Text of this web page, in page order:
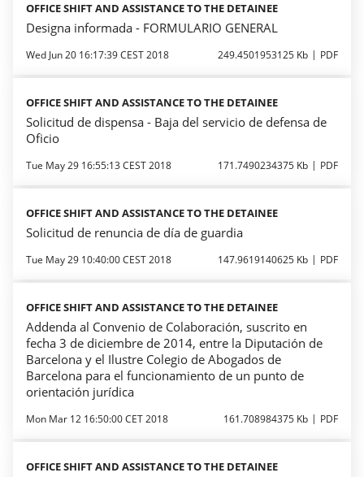
OFFICE SHIFT AND ASSISTANCE TO THE DETAINEE
Designa informada - FORMULARIO GENERAL
Wed Jun 20 16:17:39 CEST 2018 249.4501953125 Kb PDF
OFFICE SHIFT AND ASSISTANCE TO THE DETAINEE
Solicitud de dispensa - Baja del servicio de defensa de
Oficio
Tue May 29 16:55:13 CEST 2018 171.7490234375 Kb PDF
OFFICE SHIFT AND ASSISTANCE TO THE DETAINEE
Solicitud de renuncia de día de guardia
Tue May 29 10:40:00 CEST 2018 147.9619140625 Kb PDF
OFFICE SHIFT AND ASSISTANCE TO THE DETAINEE
Addenda al Convenio de Colaboración, suscrito en
fecha 3 de diciembre de 2014, entre la Diputación de
Barcelona y el Ilustre Colegio de Abogados de
Barcelona para el funcionamiento de un punto de
orientación jurídica
Mon Mar 12 16:50:00 CET 2018 161.708984375 Kb PDF
OFFICE SHIFT AND ASSISTANCE TO THE DETAINEE